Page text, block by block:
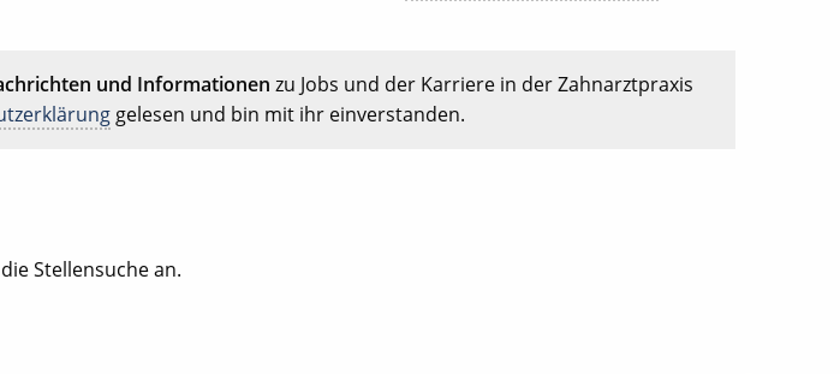
und Informationen zu Jobs und der Karriere in der Zahnarztpraxis
gelesen und bin mit ihr einverstanden.
Stellensuche an.